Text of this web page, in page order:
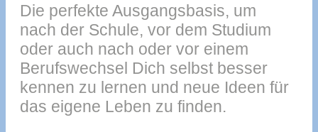
Die perfekte Ausgangsbasis, um
nach der Schule, vor dem Studium
oder auch nach oder vor einem
Berufswechsel Dich selbst besser
kennen zu lernen und neue Ideen für
das eigene Leben zu finden.